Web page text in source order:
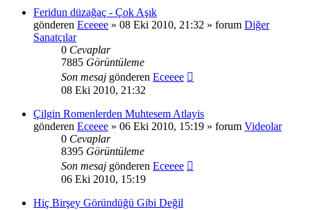
Feridun düzağaç - Çok Aşık
gönderen Eceeee » 08 Eki 2010, 21:32 » forum Diğer
Sanatçılar
0 Cevaplar
7885 Görüntüleme
Son mesaj gönderen Eceeee
08 Eki 2010, 21:32
Çilgin Romenlerden Muhtesem Atlayis
gönderen Eceeee » 06 Eki 2010, 15:19 » forum Videolar
0 Cevaplar
8395 Görüntüleme
Son mesaj gönderen Eceeee
06 Eki 2010, 15:19
Hiç Birşey Göründüğü Gibi Değil